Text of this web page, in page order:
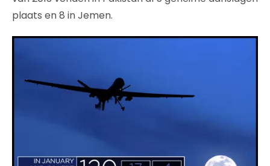
plaats en 8 in Jemen.